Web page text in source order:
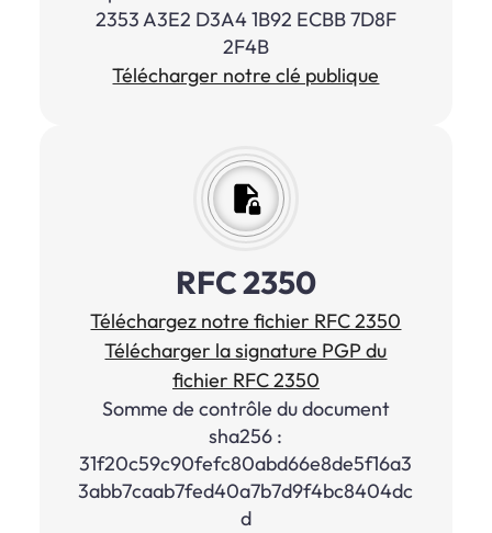
2353 A3E2 D3A4 1B92 ECBB 7D8F
2F4B
Télécharger notre clé publique
RFC 2350
Téléchargez notre fichier RFC 2350
Télécharger la signature PGP du
fichier RFC 2350
Somme de contrôle du document
sha256 :
31f20c59c90fefc80abd66e8de5f16a3
3abb7caab7fed40a7b7d9f4bc8404dc
d